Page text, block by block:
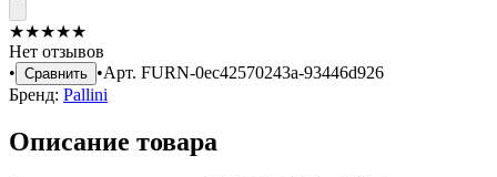
★★★★★
Нет отзывов
• Сравнить •Арт. FURN-0ec42570243a-93446d926
Бренд: Pallini
Описание товара